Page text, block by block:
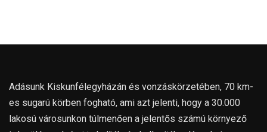
Adásunk Kiskunfélegyházán és vonzáskörzetében, 70 km-
es sugarú körben fogható, ami azt jelenti, hogy a 30.000
lakosú városunkon túlmenően a jelentős számú környező